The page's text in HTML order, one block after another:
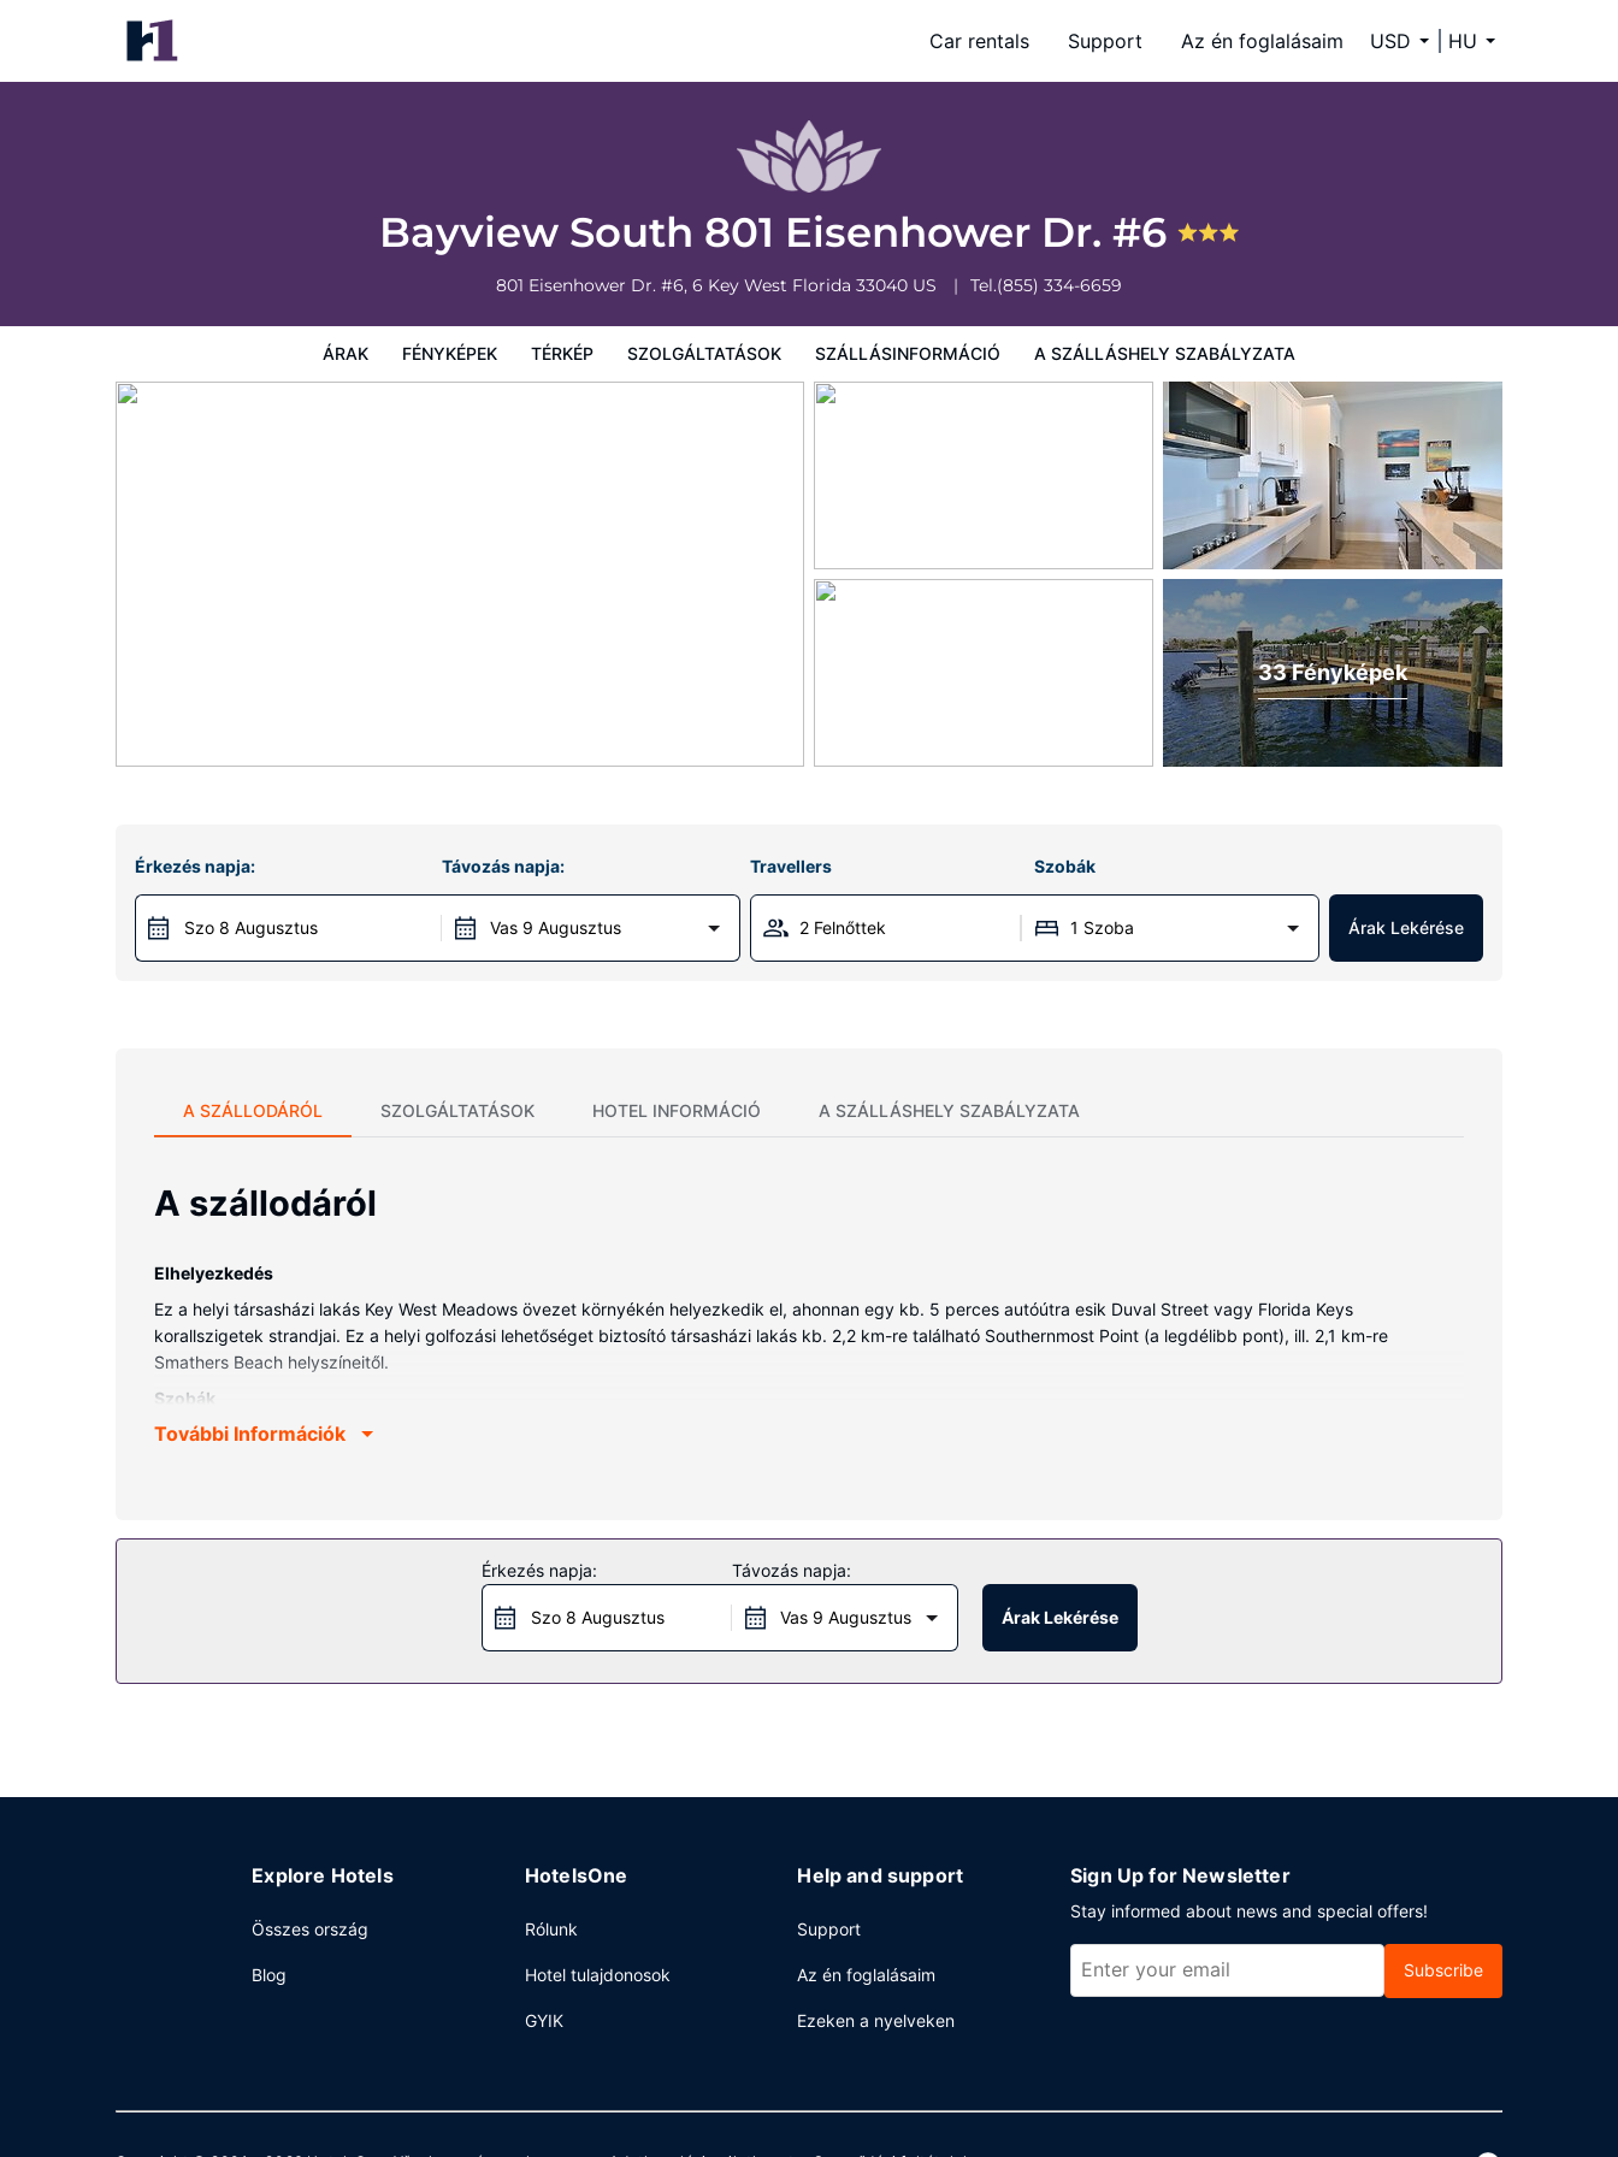
Car rentals Support Az én foglalásaim USD HU
Bayview South 801 Eisenhower Dr. #6
801 Eisenhower Dr. #6, 6 Key West Florida 33040 US Tel.(855) 334-6659
ÁRAK FÉNYKÉPEK TÉRKÉP SZOLGÁLTATÁSOK SZÁLLÁSINFORMÁCIÓ A SZÁLLÁSHELY SZABÁLYZATA
Bayview South 801 Eisenhower Dr. #6
Árak Fényképek
33 Fényképek
Érkezés napja:
Szo 8 Augusztus
Távozás napja:
Vas 9 Augusztus
Travellers Szobák
2 Felnőttek 1 Szoba Árak Lekérése
A SZÁLLODÁRÓL SZOLGÁLTATÁSOK HOTEL INFORMÁCIÓ A SZÁLLÁSHELY SZABÁLYZATA
A szállodáról
Elhelyezkedés
Ez a helyi társasházi lakás Key West Meadows övezet környékén helyezkedik el, ahonnan egy kb. 5 perces autóútra esik Duval Street vagy Florida Keys
korallszigetek strandjai. Ez a helyi golfozási lehetőséget biztosító társasházi lakás kb. 2,2 km-re található Southernmost Point (a legdélibb pont), ill. 2,1 km-re
Smathers Beach helyszíneitől.
Szobák
Helyezze magát kényelembe a(z) társasházi lakás vendégeként.
A szálláshelyen ATM/banki szolgáltatás és lift is igénybe vehető. Az autóval érkező vendégek számára ingyenes egyéni parkolás biztosított a helyszínen.
További Információk
Érkezés napja:
Szo 8 Augusztus
Távozás napja:
Vas 9 Augusztus Árak Lekérése
Explore Hotels
Összes ország
Blog
HotelsOne
Rólunk
Hotel tulajdonosok
GYIK
Help and support
Support
Az én foglalásaim
Ezeken a nyelveken
Sign Up for Newsletter
Stay informed about news and special offers!
Subscribe